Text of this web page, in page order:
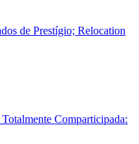
de Prestígio; Relocation
Comparticipada: